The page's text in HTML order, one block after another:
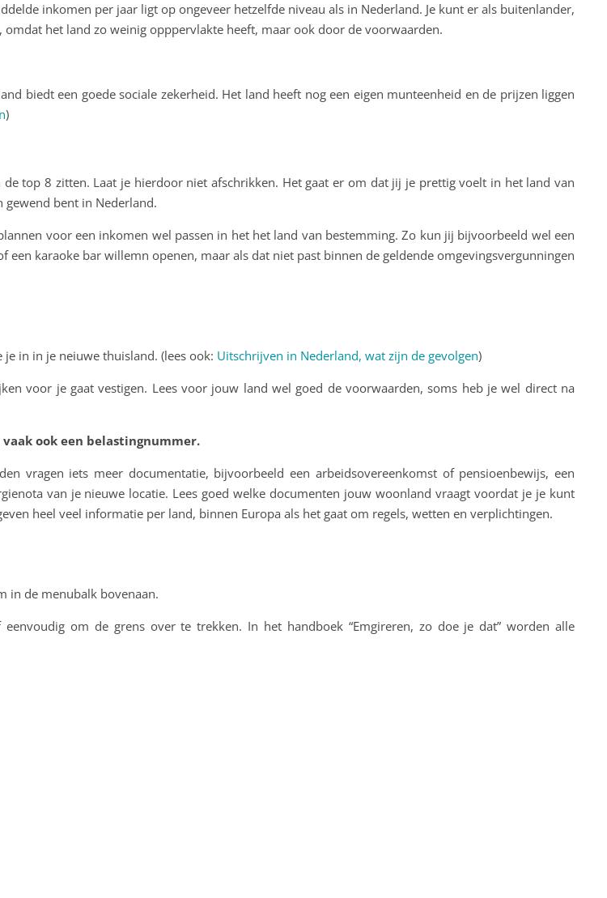
inkomen per jaar ligt op ongeveer hetzelfde niveau als in Nederland. Je kunt er als buitenlander,
het land zo weinig opppervlakte heeft, maar ook door de voorwaarden.
biedt een goede sociale zekerheid. Het land heeft nog een eigen munteenheid en de prijzen liggen
)
top 8 zitten. Laat je hierdoor niet afschrikken. Het gaat er om dat jij je prettig voelt in het land van
bent in Nederland.
voor een inkomen wel passen in het het land van bestemming. Zo kun jij bijvoorbeeld wel een
karaoke bar willemn openen, maar als dat niet past binnen de geldende omgevingsvergunningen
in in je neiuwe thuisland. (lees ook: Uitschrijven in Nederland, wat zijn de gevolgen)
voor je gaat vestigen. Lees voor jouw land wel goed de voorwaarden, soms heb je wel direct na
ook een belastingnummer.
vragen iets meer documentatie, bijvoorbeeld een arbeidsovereenkomst of pensioenbewijs, een
van je nieuwe locatie. Lees goed welke documenten jouw woonland vraagt voordat je je kunt
heel veel informatie per land, binnen Europa als het gaat om regels, wetten en verplichtingen.
in de menubalk bovenaan.
om de grens over te trekken. In het handboek “Emgireren, zo doe je dat” worden alle